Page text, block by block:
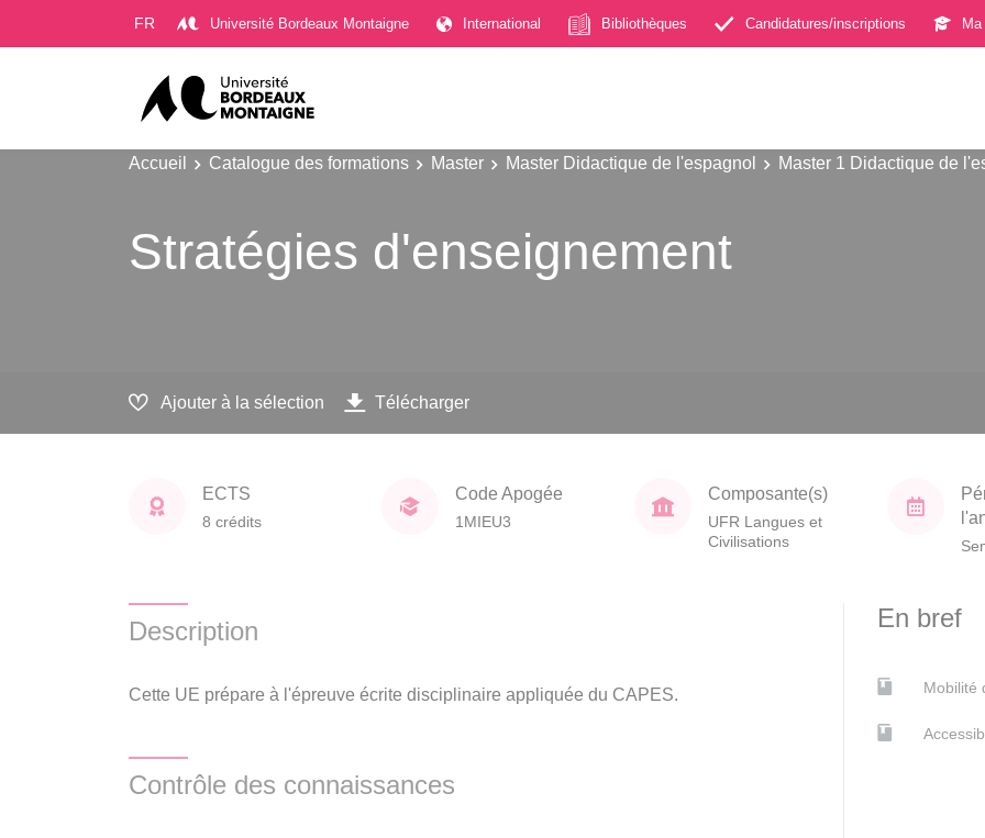
FR Université Bordeaux Montaigne International Bibliothèques Candidatures/inscriptions Ma
Accueil Catalogue des formations Master Master Didactique de l'espagnol Master 1 Didactique de
Stratégies d'enseignement
Ajouter à la sélection Télécharger
ECTS
8 crédits
Code Apogée
1MIEU3
Composante(s)
UFR Langues et
Civilisations
Description
Cette UE prépare à l'épreuve écrite disciplinaire appliquée du CAPES.
Contrôle des connaissances
En bref
Mobilité